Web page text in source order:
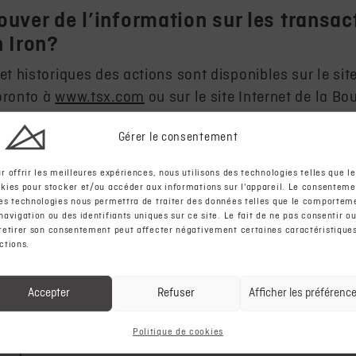
Gérer le consentement
offrir les meilleures expériences, nous utilisons des technologies telles que
pour stocker et/ou accéder aux informations sur l'appareil. Le
technologies nous permettra de traiter des données telles que le
ou des identifiants uniques sur ce site. Le fait de ne pas consentir ou
son consentement peut affecter négativement certaines
Accepter Refuser Afficher les
Politique de cookies
de l’information sur les
Iron?
historiques des actions sont disponibles sur le
à www.tsx.com ou sur le site Internet de la
de la fin de l’exercice financier
Iron?
de Champion Iron est au 31 mars.
de Champion Iron?
qualité de vérificateur de la société.